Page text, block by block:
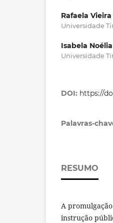
Rafaela
Universidade
Isabela
Universidade
DOI: https://
Palavras-
RESUMO
A
instrução